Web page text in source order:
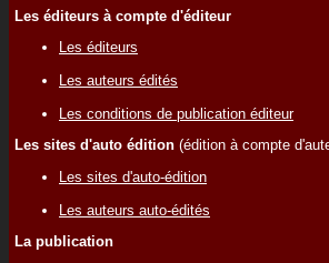
Les éditeurs à compte d'éditeur
Les éditeurs
Les auteurs édités
Les conditions de publication éditeur
Les sites d'auto édition (édition à compte
Les sites d'auto-édition
Les auteurs auto-édités
La publication